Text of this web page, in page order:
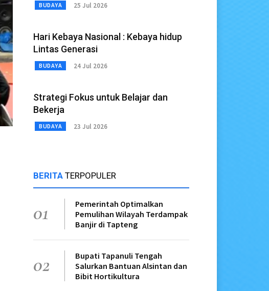
BUDAYA 25 Jul 2026
Hari Kebaya Nasional : Kebaya hidup
Lintas Generasi
BUDAYA 24 Jul 2026
Strategi Fokus untuk Belajar dan
Bekerja
BUDAYA 23 Jul 2026
BERITA TERPOPULER
01
Pemerintah Optimalkan
Pemulihan Wilayah Terdampak
Banjir di Tapteng
02
Bupati Tapanuli Tengah
Salurkan Bantuan Alsintan dan
Bibit Hortikultura